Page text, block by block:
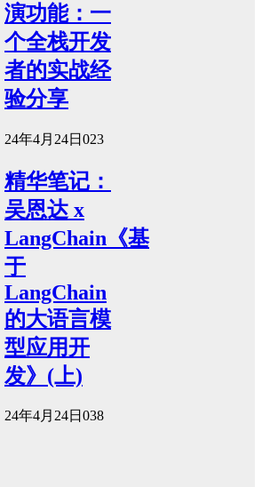
演功能：一
个全栈开发
者的实战经
验分享
24年4月24日 023
精华笔记：
吴恩达 x
LangChain《基
于
LangChain
的大语言模
型应用开
发》(上)
24年4月24日 038